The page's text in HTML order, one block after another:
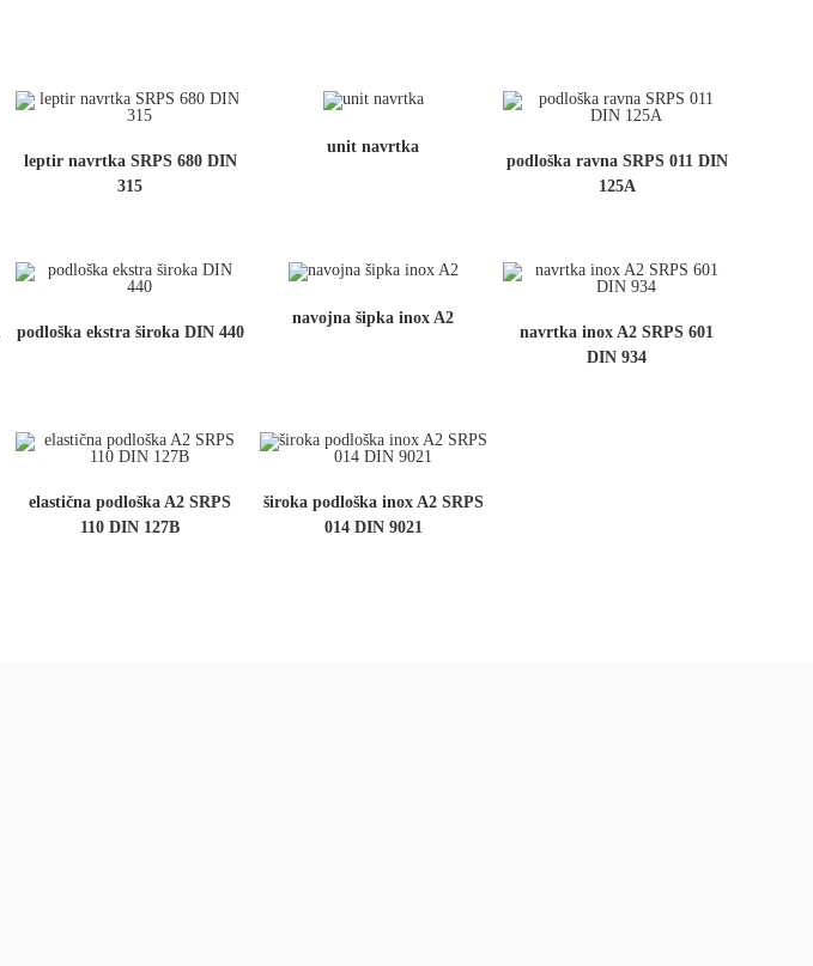
leptir navrtka SRPS 680 DIN
315
unit navrtka
podloška ravna SRPS 011 DIN
125A
podloška ekstra široka DIN 440
navojna šipka inox A2
navrtka inox A2 SRPS 601
DIN 934
elastična podloška A2 SRPS
110 DIN 127B
široka podloška inox A2 SRPS
014 DIN 9021